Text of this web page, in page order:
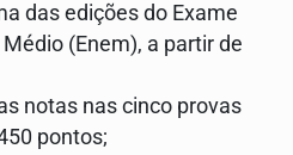
das edições do Exame
(Enem), a partir de
notas nas cinco provas
pontos;